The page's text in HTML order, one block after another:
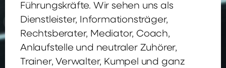
Führungskräfte. Wir sehen uns als
Dienstleister, Informationsträger,
Rechtsberater, Mediator, Coach,
Anlaufstelle und neutraler Zuhörer,
Trainer, Verwalter, Kumpel und ganz